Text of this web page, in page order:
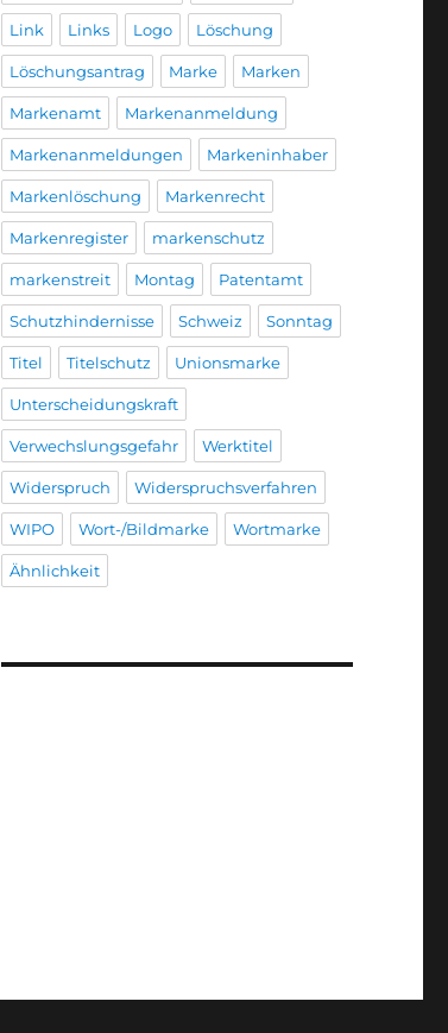
Link Links Logo Löschung
Löschungsantrag Marke Marken
Markenamt Markenanmeldung
Markenanmeldungen Markeninhaber
Markenlöschung Markenrecht
Markenregister markenschutz
markenstreit Montag Patentamt
Schutzhindernisse Schweiz Sonntag
Titel Titelschutz Unionsmarke
Unterscheidungskraft
Verwechslungsgefahr Werktitel
Widerspruch Widerspruchsverfahren
WIPO Wort-/Bildmarke Wortmarke
Ähnlichkeit